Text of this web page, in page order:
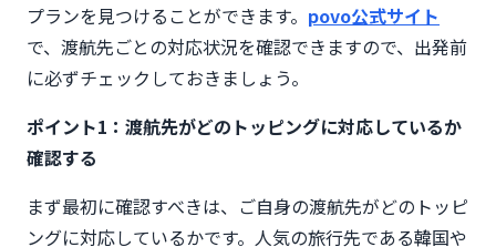
プランを見つけることができます。 povo公式サイト
で、渡航先ごとの対応状況を確認できますので、出発前
に必ずチェックしておきましょう。
ポイント1：渡航先がどのトッピングに対応しているか
確認する
まず最初に確認すべきは、ご自身の渡航先がどのトッピ
ングに対応しているかです。人気の旅行先である韓国や